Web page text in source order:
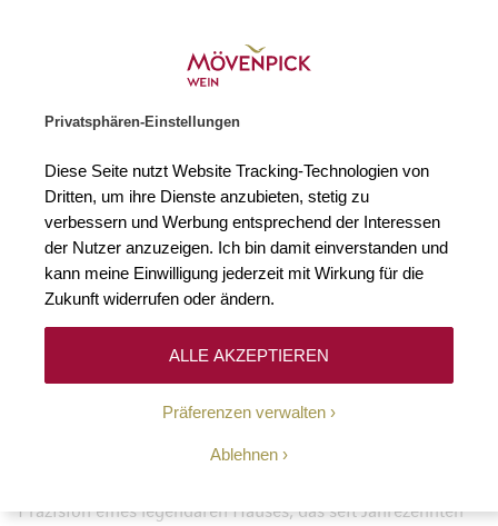
Privatsphären-Einstellungen
Diese Seite nutzt Website Tracking-Technologien von
Dritten, um ihre Dienste anzubieten, stetig zu
verbessern und Werbung entsprechend der Interessen
der Nutzer anzuzeigen. Ich bin damit einverstanden und
kann meine Einwilligung jederzeit mit Wirkung für die
Zukunft widerrufen oder ändern.
Präferenzen verwalten
Ablehnen
ALLE AKZEPTIEREN
Pintia - Vega Sicilia
derKultbodega Vega Sicilia auf die archaische Kraft der DO
zweier Welten: die ungebändigte Energie der
Präzision eines legendären Hauses, das seit Jahrezehnten